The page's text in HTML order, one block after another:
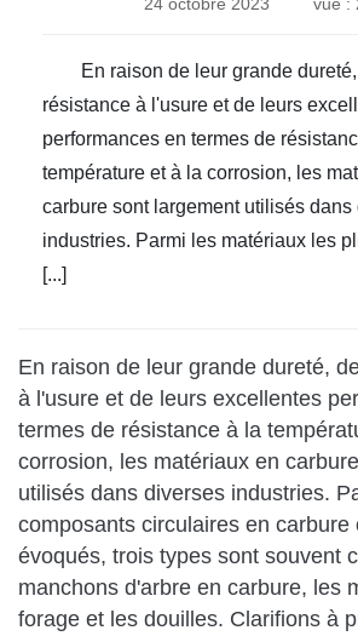
En raison de leur grande
résistance à l'usure et de leurs
performances en termes de
température et à la corrosion, les
carbure sont largement utilisés dans
industries. Parmi les matériaux les
[...]
En raison de leur grande dureté,
à l'usure et de leurs excellentes
termes de résistance à la
corrosion, les matériaux en
utilisés dans diverses industries.
composants circulaires en carbure
évoqués, trois types sont souvent
manchons d'arbre en carbure, les
forage et les douilles. Clarifions à